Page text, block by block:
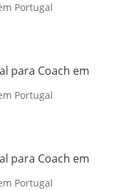
Portugal
para Coach em
Portugal
para Coach em
Portugal